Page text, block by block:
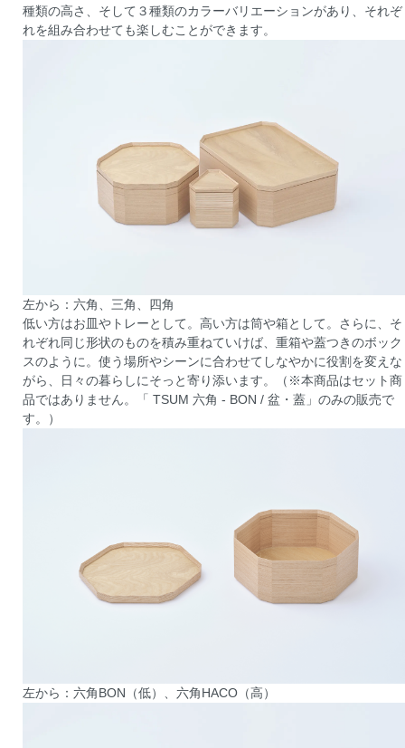
種類の高さ、そして３種類のカラーバリエーションがあり、それぞ
れを組み合わせても楽しむことができます。
左から：六角、三角、四角
低い方はお皿やトレーとして。高い方は筒や箱として。さらに、そ
れぞれ同じ形状のものを積み重ねていけば、重箱や蓋つきのボック
スのように。使う場所やシーンに合わせてしなやかに役割を変えな
がら、日々の暮らしにそっと寄り添います。（※本商品はセット商
品ではありません。「 TSUM 六角 - BON / 盆・蓋」のみの販売で
す。）
左から：六角BON（低）、六角HACO（高）